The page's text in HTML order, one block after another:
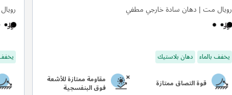
رويال مت | دهان سادة خارجي مطفي
يخفف بالماء دهان بلاستيك
قوة التصاق ممتازة مقاومة ممتازة للأشعة
فوق البنفسجية